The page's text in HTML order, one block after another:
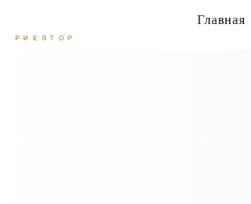
РИЕЛТОР
Главная